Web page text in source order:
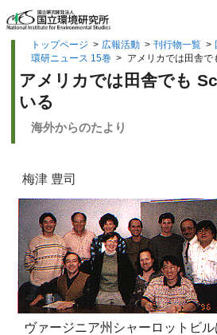
トップページ > 広報活動 > 刊行物一覧 >
環研ニュース 15巻 > アメリカでは田舎で
アメリカでは田舎でも
いる
海外からのたより
梅津 豊司
ヴァージニア州シャーロットビ